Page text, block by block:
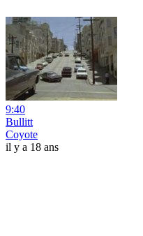
9:40
Bullitt
Coyote
il y a 18 ans